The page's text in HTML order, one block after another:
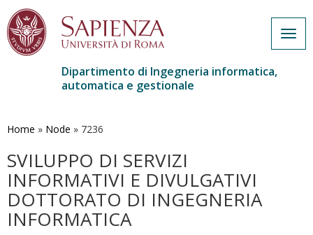
contenuto
Dipartimento di Ingegneria informatica,
automatica e gestionale
Home » Node » 7236
SVILUPPO DI SERVIZI
INFORMATIVI E DIVULGATIVI
DOTTORATO DI INGEGNERIA
INFORMATICA